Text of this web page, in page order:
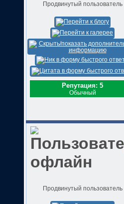
Продвинутый пользователь
Репутация: 5
Обычный
Продвинутый пользователь